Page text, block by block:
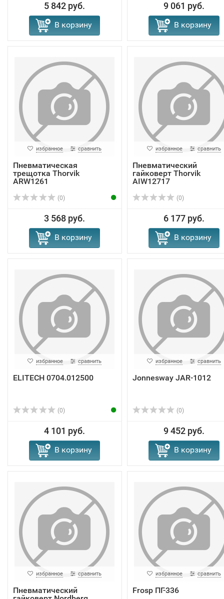
5 842 руб.
В корзину
9 061 руб.
В корзину
избранное сравнить
Пневматическая
трещотка Thorvik
ARW1261
(0)
3 568 руб.
В корзину
избранное сравнить
Пневматический
гайковерт Thorvik
AIW12717
(0)
6 177 руб.
В корзину
избранное сравнить
ELITECH 0704.012500
(0)
4 101 руб.
В корзину
избранное сравнить
Jonnesway JAR-1012
(0)
9 452 руб.
В корзину
избранное сравнить
Пневматический
избранное сравнить
Frosp ПГ-336